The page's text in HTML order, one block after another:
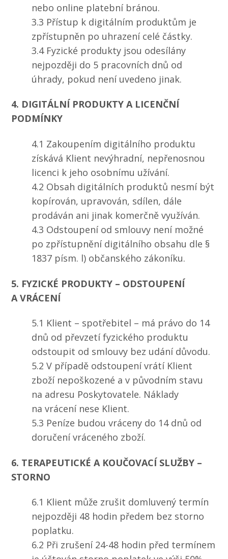
nebo online platební bránou.
3.3 Přístup k digitálním produktům je
zpřístupněn po uhrazení celé částky.
3.4 Fyzické produkty jsou odesílány
nejpozději do 5 pracovních dnů od
úhrady, pokud není uvedeno jinak.
4. DIGITÁLNÍ PRODUKTY A LICENČNÍ
PODMÍNKY
4.1 Zakoupením digitálního produktu
získává Klient nevýhradní, nepřenosnou
licenci k jeho osobnímu užívání.
4.2 Obsah digitálních produktů nesmí být
kopírován, upravován, sdílen, dále
prodáván ani jinak komerčně využíván.
4.3 Odstoupení od smlouvy není možné
po zpřístupnění digitálního obsahu dle §
1837 písm. l) občanského zákoníku.
5. FYZICKÉ PRODUKTY – ODSTOUPENÍ
A VRÁCENÍ
5.1 Klient – spotřebitel – má právo do 14
dnů od převzetí fyzického produktu
odstoupit od smlouvy bez udání důvodu.
5.2 V případě odstoupení vrátí Klient
zboží nepoškozené a v původním stavu
na adresu Poskytovatele. Náklady
na vrácení nese Klient.
5.3 Peníze budou vráceny do 14 dnů od
doručení vráceného zboží.
6. TERAPEUTICKÉ A KOUČOVACÍ SLUŽBY –
STORNO
6.1 Klient může zrušit domluvený termín
nejpozději 48 hodin předem bez storno
poplatku.
6.2 Při zrušení 24-48 hodin před termínem